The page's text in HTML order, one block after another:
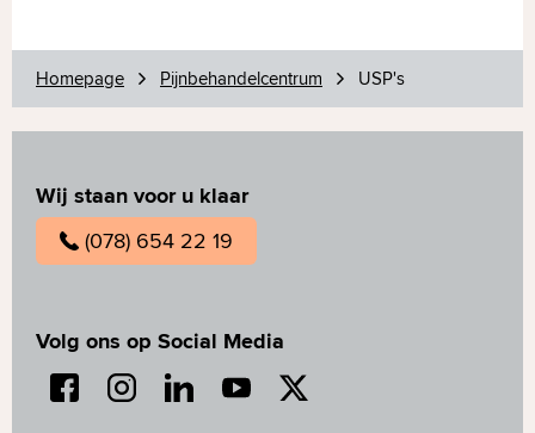
Homepage Pijnbehandelcentrum USP's
Wij staan voor u klaar
(078) 654 22 19
Volg ons op Social Media